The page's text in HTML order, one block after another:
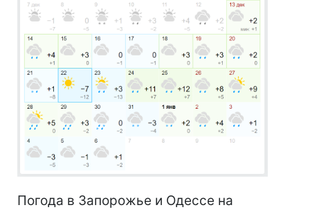
Погода в Запорожье и Одессе на